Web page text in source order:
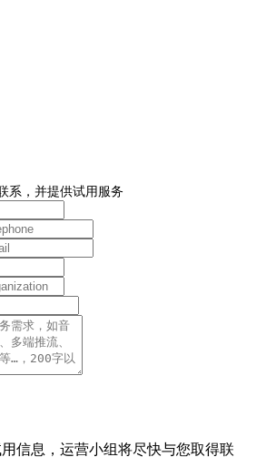
系，并提供试用服务
信息，运营小组将尽快与您取得联